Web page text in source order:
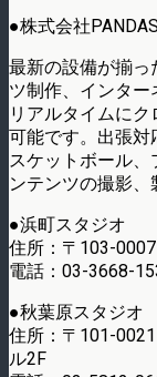
●株式会社
最新の設備が揃っ
ツ制作、インター
リアルタイムに
可能です。出張対
スケットボール、
ンテンツの撮影、
●浜町スタジオ
住所：〒103-
電話：03-3668-
●秋葉原スタジオ
住所：〒101-
ル2F